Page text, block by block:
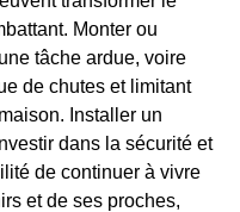
Monter ou
tâche ardue, voire
de chutes et limitant
Installer un
dans la sécurité et
de continuer à vivre
et de ses proches,